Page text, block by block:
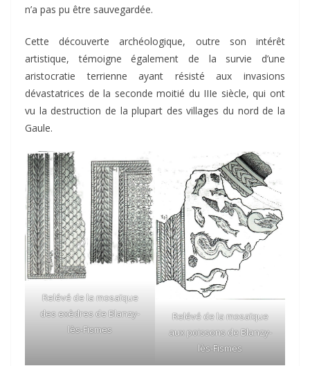
n’a pas pu être sauvegardée.
Cette découverte archéologique, outre son intérêt
artistique, témoigne également de la survie d’une
aristocratie terrienne ayant résisté aux invasions
dévastatrices de la seconde moitié du IIIe siècle, qui ont
vu la destruction de la plupart des villages du nord de la
Gaule.
Relévé de la mosaïque
des exèdres de Blanzy-
lès-Fismes
Relévé de la mosaïque
aux poissons de Blanzy-
lès-Fismes